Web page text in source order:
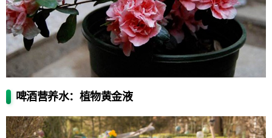
啤酒营养水：植物黄金液